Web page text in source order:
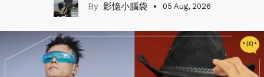
影憶小腦袋 05 Aug, 2026